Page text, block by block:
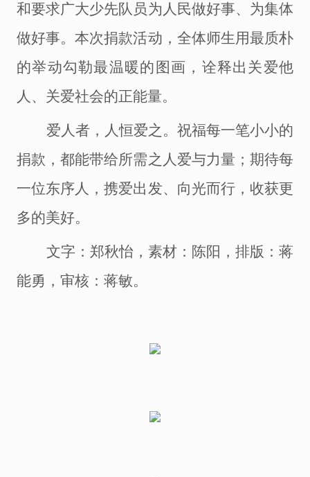
和要求广大少先队员为人民做好事、为集体
做好事。本次捐款活动，全体师生用最质朴
的举动勾勒最温暖的图画，诠释出关爱他
人、关爱社会的正能量。
爱人者，人恒爱之。祝福每一笔小小的
捐款，都能带给所需之人爱与力量；期待每
一位东序人，携爱出发、向光而行，收获更
多的美好。
文字：郑秋怡，素材：陈阳，排版：蒋
能勇，审核：蒋敏。